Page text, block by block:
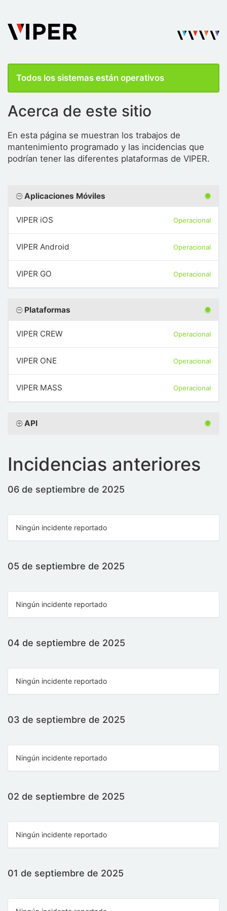
Todos los sistemas están operativos
Acerca de este sitio
En esta página se muestran los trabajos de
mantenimiento programado y las incidencias que
podrían tener las diferentes plataformas de VIPER.
Aplicaciones Móviles
VIPER iOS Operacional
VIPER Android Operacional
VIPER GO Operacional
Plataformas
VIPER CREW Operacional
VIPER ONE Operacional
VIPER MASS Operacional
API
Incidencias anteriores
06 de septiembre de 2025
Ningún incidente reportado
05 de septiembre de 2025
Ningún incidente reportado
04 de septiembre de 2025
Ningún incidente reportado
03 de septiembre de 2025
Ningún incidente reportado
02 de septiembre de 2025
Ningún incidente reportado
01 de septiembre de 2025